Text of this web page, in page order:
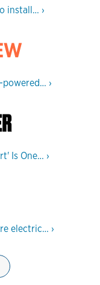
install… ›
powered… ›
Is One… ›
electric… ›